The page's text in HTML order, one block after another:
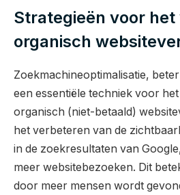
Strategieën voor
organisch
Zoekmachineoptimalisatie,
een essentiële techniek voor
organisch (niet-betaald)
het verbeteren van de
in de zoekresultaten van
meer websitebezoeken. Dit
door meer mensen wordt